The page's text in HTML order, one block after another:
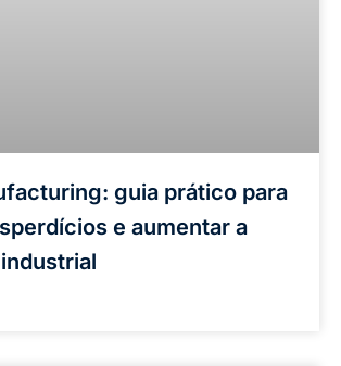
guia prático para
e aumentar a